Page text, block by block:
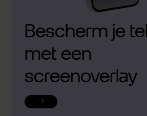
Bescherm je
met een
screenoverlay